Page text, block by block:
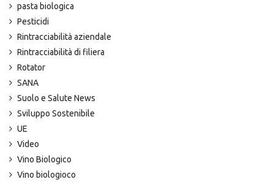
pasta biologica
Pesticidi
Rintracciabilità aziendale
Rintracciabilità di filiera
Rotator
SANA
Suolo e Salute News
Sviluppo Sostenibile
UE
Video
Vino Biologico
Vino biologioco